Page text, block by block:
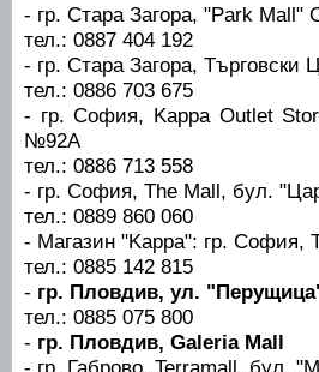
- гр. Стара Загора, "Park
тел.: 0887 404 192
- гр. Стара Загора,
тел.: 0886 703 675
- гр. София, Kappa Outlet
№92А
тел.: 0886 713 558
- гр. София, The Mall, бул.
тел.: 0889 860 060
- Магазин "Kappa": гр. София,
тел.: 0885 142 815
- гр. Пловдив, ул.
тел.: 0885 075 800
- гр. Пловдив, Galeria Mall
- гр. Габрово, Terramall, бул.